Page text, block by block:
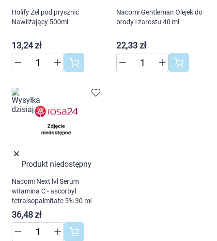
Holify Żel pod prysznic
Nawilżający 500ml
13,24 zł
Nacomi Gentleman Olejek do
brody i zarostu 40 ml
22,33 zł
Produkt niedostępny
Nacomi Next lvl Serum
witamina C - ascorbyl
tetraisopalmitate 5% 30 ml
36,48 zł